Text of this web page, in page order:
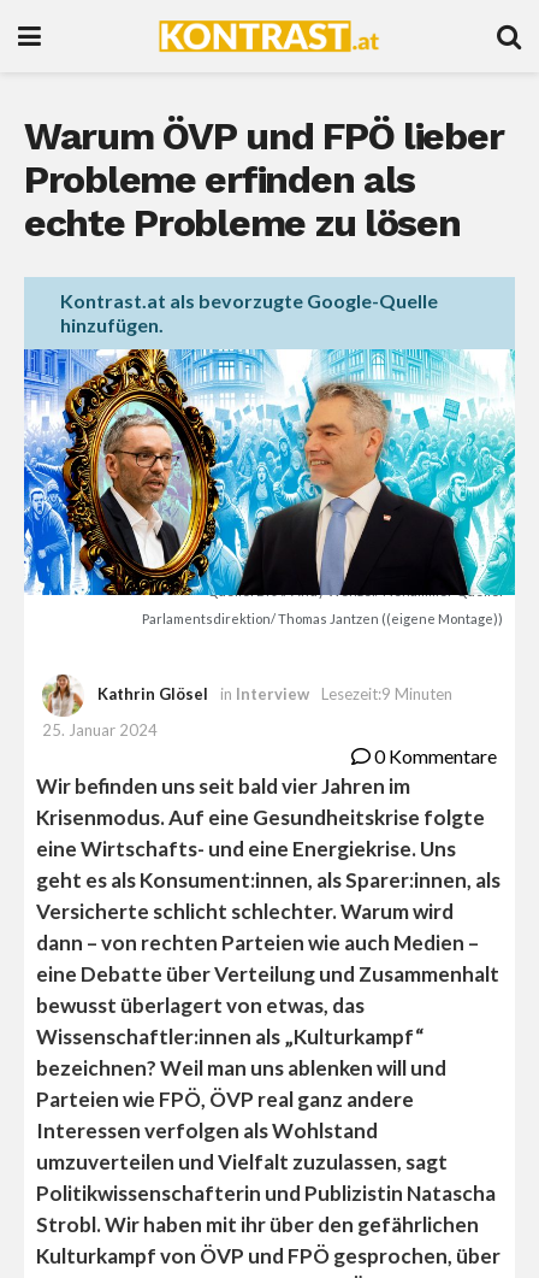
Warum ÖVP und FPÖ lieber
Probleme erfinden als
echte Probleme zu lösen
Kontrast.at als bevorzugte Google-Quelle
hinzufügen.
Quelle: BKA/ Andy Wenzel/ Nehammer Quelle:
Parlamentsdirektion/ Thomas Jantzen ((eigene Montage))
Kathrin Glösel in Interview
Lesezeit:9 Minuten
25. Januar 2024
0 Kommentare
Wir befinden uns seit bald vier Jahren im
Krisenmodus. Auf eine Gesundheitskrise folgte
eine Wirtschafts- und eine Energiekrise. Uns
geht es als Konsument:innen, als Sparer:innen, als
Versicherte schlicht schlechter. Warum wird
dann – von rechten Parteien wie auch Medien –
eine Debatte über Verteilung und Zusammenhalt
bewusst überlagert von etwas, das
Wissenschaftler:innen als „Kulturkampf“
bezeichnen? Weil man uns ablenken will und
Parteien wie FPÖ, ÖVP real ganz andere
Interessen verfolgen als Wohlstand
umzuverteilen und Vielfalt zuzulassen, sagt
Politikwissenschafterin und Publizistin Natascha
Strobl. Wir haben mit ihr über den gefährlichen
Kulturkampf von ÖVP und FPÖ gesprochen, über